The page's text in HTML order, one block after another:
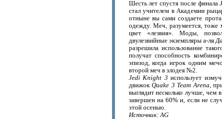
Шесть лет спустя после финала
стал учителем в Академии
отныне вы сами создаете
одежду. Меч, разумеется, тоже
цвет «лезвия». Моды,
двулезвийные экземпляры а-ля
разрешила использование
получат способность
эпизод, когда игрок одним
второй меч в злодея №2.
Jedi Knight 3 использует
движокQuake 3 Team Arena,
выглядит несколько лучше,
завершен на 60% и, если не
этой осенью.
Источник: AG